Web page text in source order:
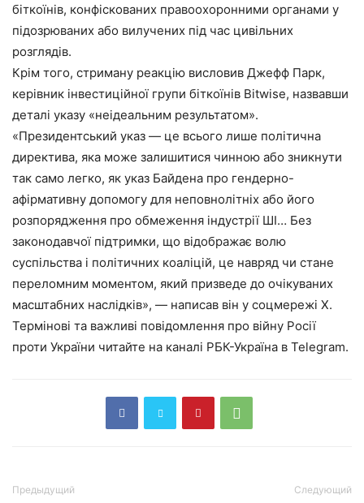
біткоїнів, конфіскованих правоохоронними органами у
підозрюваних або вилучених під час цивільних
розглядів.
Крім того, стриману реакцію висловив Джефф Парк,
керівник інвестиційної групи біткоїнів Bitwise, назвавши
деталі указу «неідеальним результатом».
«Президентський указ — це всього лише політична
директива, яка може залишитися чинною або зникнути
так само легко, як указ Байдена про гендерно-
афірмативну допомогу для неповнолітніх або його
розпорядження про обмеження індустрії ШІ… Без
законодавчої підтримки, що відображає волю
суспільства і політичних коаліцій, це навряд чи стане
переломним моментом, який призведе до очікуваних
масштабних наслідків», — написав він у соцмережі Х.
Термінові та важливі повідомлення про війну Росії
проти України читайте на каналі РБК-Україна в Telegram.
Предыдущий Следующий